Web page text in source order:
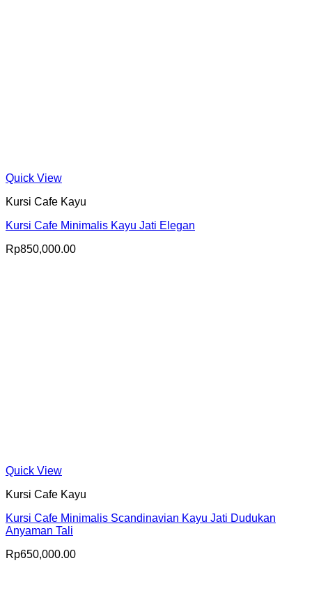
Quick View
Kursi Cafe Kayu
Kursi Cafe Minimalis Kayu Jati Elegan
Rp850,000.00
Quick View
Kursi Cafe Kayu
Kursi Cafe Minimalis Scandinavian Kayu Jati Dudukan
Anyaman Tali
Rp650,000.00